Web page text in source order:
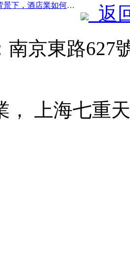
前一篇：在全球化背景下，酒店業如何找到新興的增長點
返
南京東路627
， 上海七